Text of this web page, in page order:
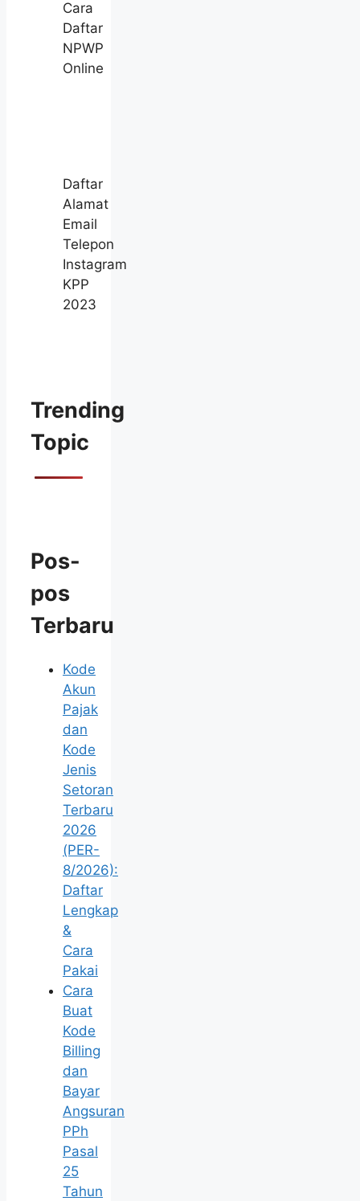
Cara
Daftar
NPWP
Online
Daftar
Alamat
Email
Telepon
Instagram
KPP
2023
Trending
Topic
Pos-
pos
Terbaru
Kode
Akun
Pajak
dan
Kode
Jenis
Setoran
Terbaru
2026
(PER-
8/2026):
Daftar
Lengkap
&
Cara
Pakai
Cara
Buat
Kode
Billing
dan
Bayar
Angsuran
PPh
Pasal
25
Tahun